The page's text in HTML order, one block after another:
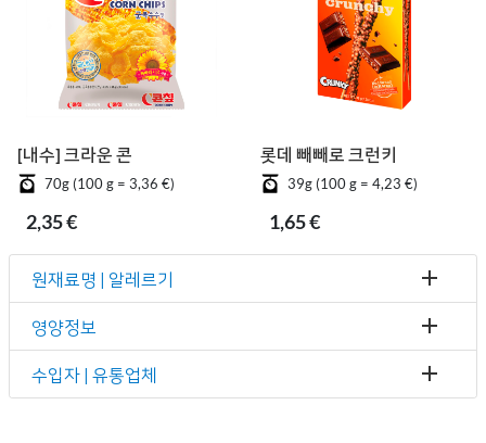
[내수] 크라운 콘칲
70g (100 g = 3,36 €)
2,35 €
롯데 빼빼로 크런키
39g (100 g = 4,23 €)
1,65 €
원재료명 | 알레르기
영양정보
수입자 | 유통업체